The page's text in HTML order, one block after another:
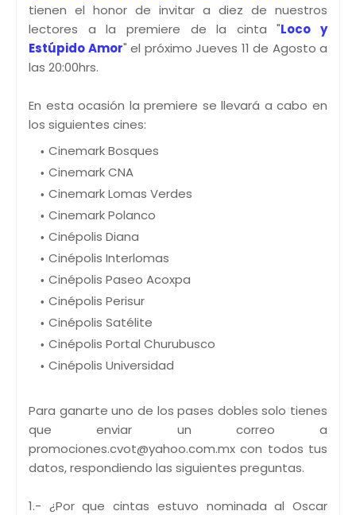
tienen el honor de invitar a diez de nuestros
lectores a la premiere de la cinta "Loco y
Estúpido Amor" el próximo Jueves 11 de Agosto a
las 20:00hrs.
En esta ocasión la premiere se llevará a cabo en
los siguientes cines:
Cinemark Bosques
Cinemark CNA
Cinemark Lomas Verdes
Cinemark Polanco
Cinépolis Diana
Cinépolis Interlomas
Cinépolis Paseo Acoxpa
Cinépolis Perisur
Cinépolis Satélite
Cinépolis Portal Churubusco
Cinépolis Universidad
Para ganarte uno de los pases dobles solo tienes
que enviar un correo a
promociones.cvot@yahoo.com.mx con todos tus
datos, respondiendo las siguientes preguntas.
1.- ¿Por que cintas estuvo nominada al Oscar